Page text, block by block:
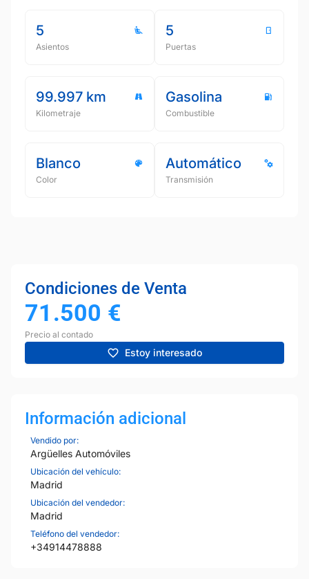
5
Asientos
5
Puertas
99.997 km
Kilometraje
Gasolina
Combustible
Blanco
Color
Automático
Transmisión
Condiciones de Venta
71.500 €
Precio al contado
Estoy interesado
Información adicional
Vendido por:
Argüelles Automóviles
Ubicación del vehículo:
Madrid
Ubicación del vendedor:
Madrid
Teléfono del vendedor:
+34914478888